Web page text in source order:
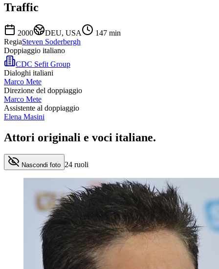
Traffic
2000 DEU, USA 147 min
RegiaSteven Soderbergh
Doppiaggio italiano
CDC Sefit Group
Dialoghi italiani
Marco Mete
Direzione del doppiaggio
Marco Mete
Assistente al doppiaggio
Elena Masini
Attori originali e voci italiane.
Nascondi foto 24 ruoli